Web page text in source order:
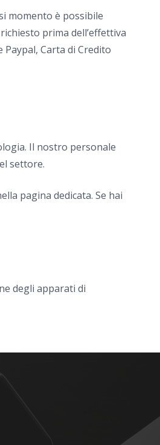
momento è possibile
prima dell’effettiva
Carta di Credito
Il nostro personale
settore.
pagina dedicata. Se hai
degli apparati di